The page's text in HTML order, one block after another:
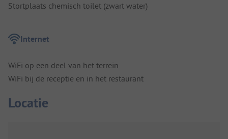
Stortplaats chemisch toilet (zwart water)
Internet
WiFi op een deel van het terrein
WiFi bij de receptie en in het restaurant
Locatie